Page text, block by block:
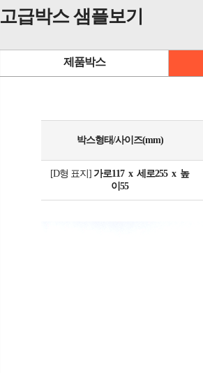
고급박스 샘플보기
제품박스
박스형태/사이즈(mm)
[D형 표지] 가로117 x 세로255 x 높
이55